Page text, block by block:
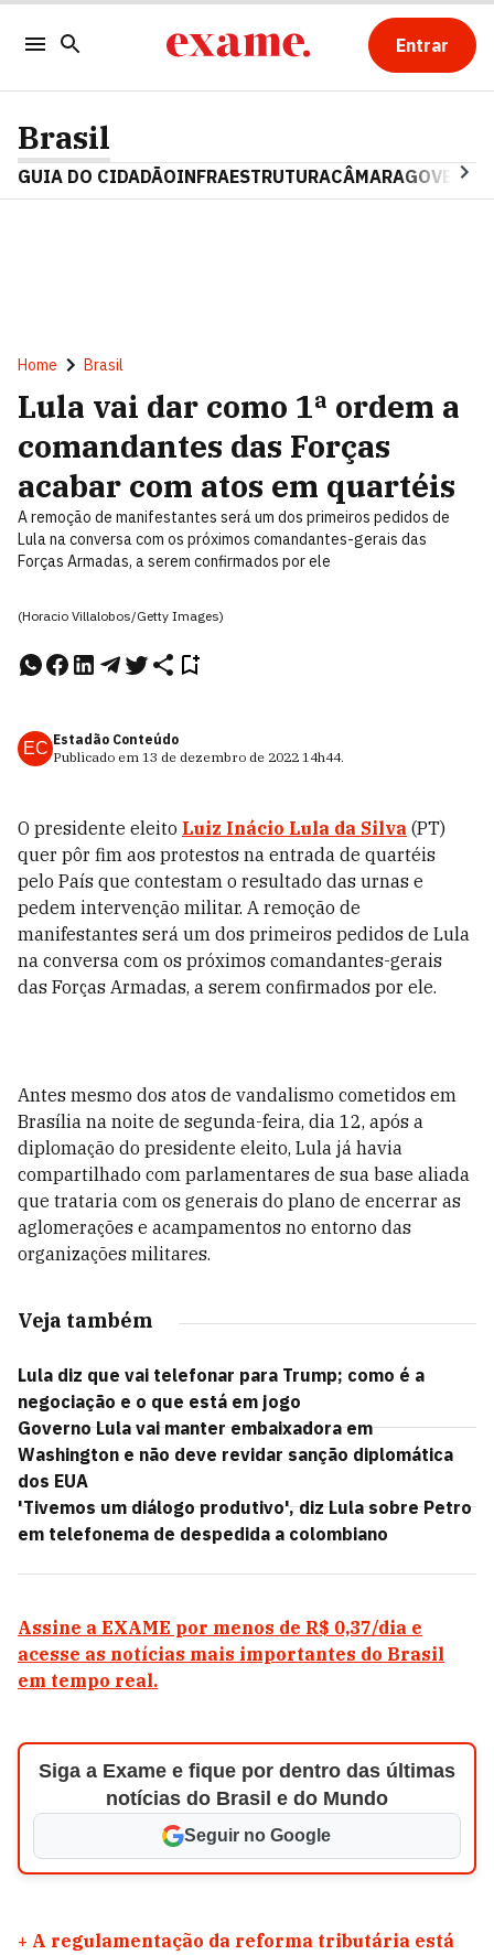
Entrar
Brasil
GUIA DO CIDADÃOINFRAESTRUTURACÂMARAGOVERNO
Home Brasil
Lula vai dar como 1ª ordem a
comandantes das Forças
acabar com atos em quartéis
A remoção de manifestantes será um dos primeiros pedidos de
Lula na conversa com os próximos comandantes-gerais das
Forças Armadas, a serem confirmados por ele
(Horacio Villalobos/Getty Images)
EC Estadão Conteúdo
Publicado em 13 de dezembro de 2022 14h44.
O presidente eleito Luiz Inácio Lula da Silva (PT)
quer pôr fim aos protestos na entrada de quartéis
pelo País que contestam o resultado das urnas e
pedem intervenção militar. A remoção de
manifestantes será um dos primeiros pedidos de Lula
na conversa com os próximos comandantes-gerais
das Forças Armadas, a serem confirmados por ele.
Antes mesmo dos atos de vandalismo cometidos em
Brasília na noite de segunda-feira, dia 12, após a
diplomação do presidente eleito, Lula já havia
compartilhado com parlamentares de sua base aliada
que trataria com os generais do plano de encerrar as
aglomerações e acampamentos no entorno das
organizações militares.
Veja também
Lula diz que vai telefonar para Trump; como é a
negociação e o que está em jogo
Governo Lula vai manter embaixadora em
Washington e não deve revidar sanção diplomática
dos EUA
'Tivemos um diálogo produtivo', diz Lula sobre Petro
em telefonema de despedida a colombiano
Assine a EXAME por menos de R$ 0,37/dia e
acesse as notícias mais importantes do Brasil
em tempo real.
Siga a Exame e fique por dentro das últimas
notícias do Brasil e do Mundo
Seguir no Google
+ A regulamentação da reforma tributária está